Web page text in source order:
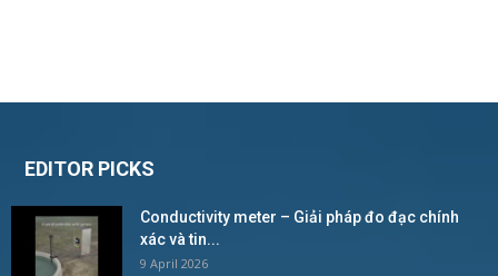
EDITOR PICKS
Conductivity meter – Giải pháp đo đạc chính
xác và tin...
9 April 2026